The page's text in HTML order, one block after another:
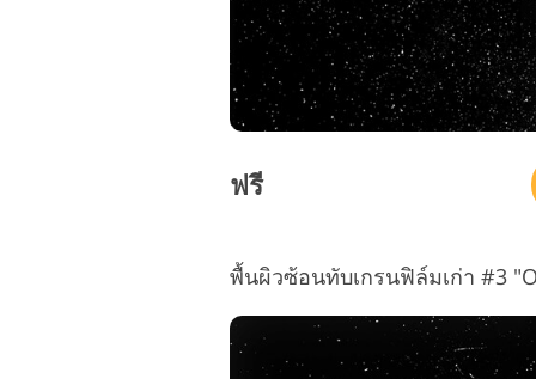
ฟรี
พื้นผิวซ้อนทับเกรนฟิล์มเก่า #3